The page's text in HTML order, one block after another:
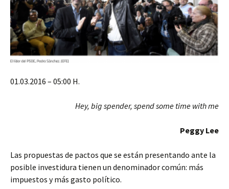
01.03.2016 – 05:00 H.
Hey, big spender, spend some time with me
Peggy Lee
Las propuestas de pactos que se están presentando ante la
posible investidura tienen un denominador común: más
impuestos y más gasto político.